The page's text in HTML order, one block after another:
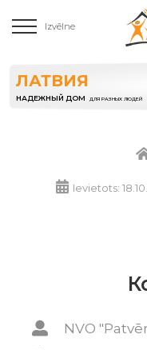
Izvēlne
ЛАТВИЯ
НАДЕЖНЫЙ ДОМ ДЛЯ РАЗНЫХ ЛЮДЕЙ
Ievietots:
NVO